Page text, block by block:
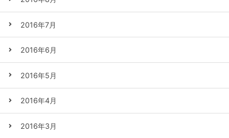
2016年7月
2016年6月
2016年5月
2016年4月
2016年3月